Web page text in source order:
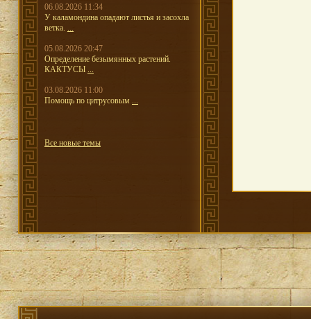
06.08.2026 11:34
У каламондина опадают листья и засохла
ветка. ...
05.08.2026 20:47
Определение безымянных растений.
КАКТУСЫ ...
03.08.2026 11:00
Помощь по цитрусовым ...
Все новые темы